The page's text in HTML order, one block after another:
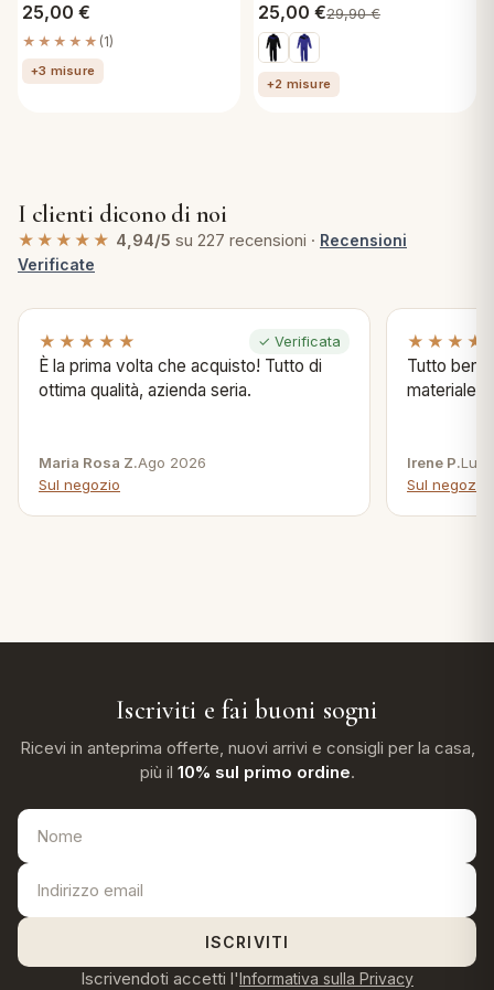
25,00 €
★★★★★ (1)
+3 misure
25,00 €29,90€
+2 misure
I clienti dicono di noi
★★★★★ 4,94/5 su 227 recensioni · Recensioni
Verificate
★★★★★ ✓ Verificata
È la prima volta che acquisto! Tutto di
ottima qualità, azienda seria.
Maria Rosa Z.Ago 2026
Sul negozio
Tutto bene
materiale .
Irene P.Lug
Sul negozio
Iscriviti e fai buoni sogni
Ricevi in anteprima offerte, nuovi arrivi e consigli per la casa,
più il 10% sul primo ordine.
ISCRIVITI
Iscrivendoti accetti l'Informativa sulla Privacy